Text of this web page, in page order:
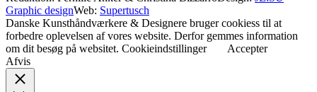
Graphic designWeb: Supertusch
Danske Kunsthåndværkere & Designere bruger cookiess til at
forbedre oplevelsen af vores website. Derfor gemmes information
om dit besøg på websitet. Cookieindstillinger
Accepter
Afvis